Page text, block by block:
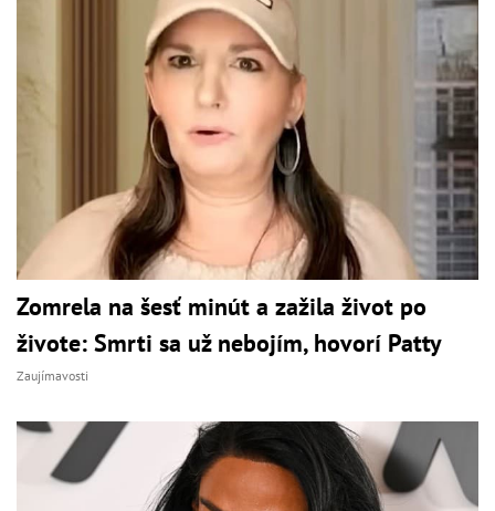
Zomrela na šesť minút a zažila život po
živote: Smrti sa už nebojím, hovorí Patty
Zaujímavosti